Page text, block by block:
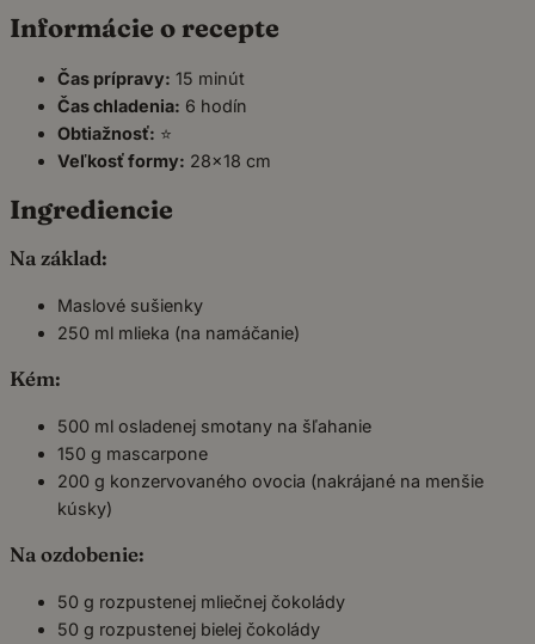
Informácie o recepte
Čas prípravy: 15 minút
Čas chladenia: 6 hodín
Obtiažnosť: ⭐
Veľkosť formy: 28×18 cm
Ingrediencie
Na základ:
Maslové sušienky
250 ml mlieka (na namáčanie)
Kém:
500 ml osladenej smotany na šľahanie
150 g mascarpone
200 g konzervovaného ovocia (nakrájané na menšie
kúsky)
Na ozdobenie:
50 g rozpustenej mliečnej čokolády
50 g rozpustenej bielej čokolády